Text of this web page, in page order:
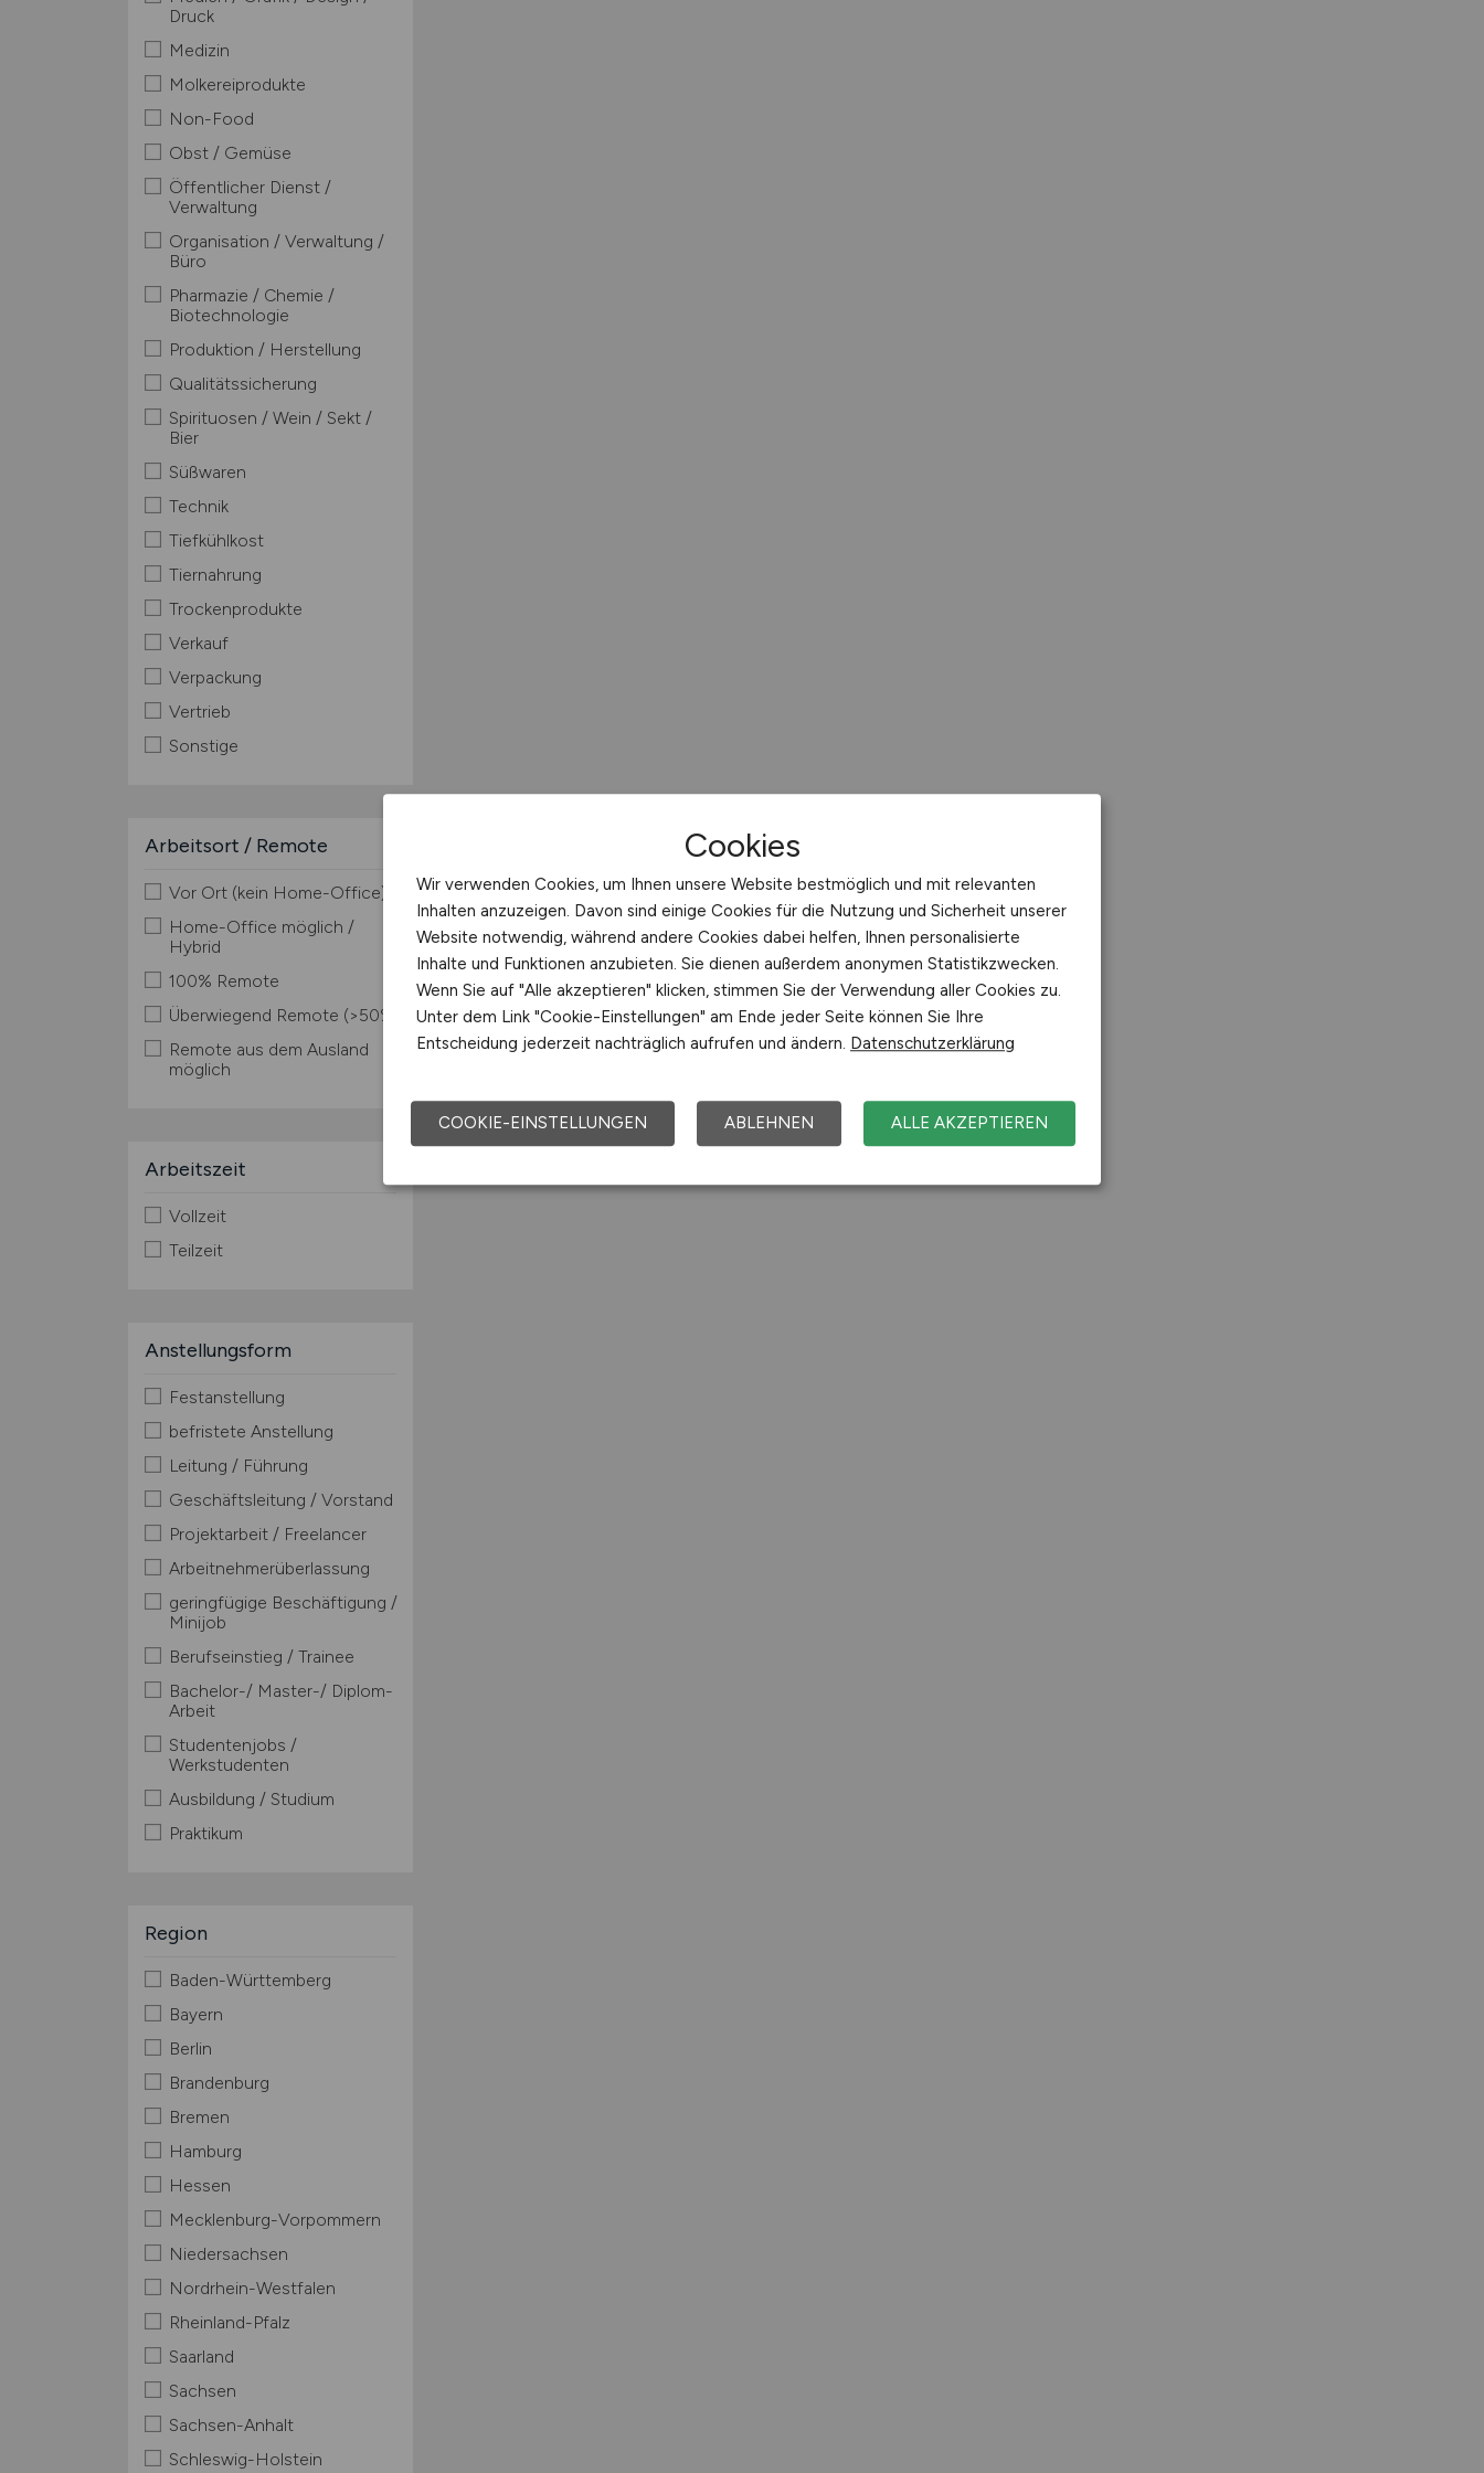
Druck
Medizin
Molkereiprodukte
Non-Food
Obst / Gemüse
Öffentlicher Dienst /
Verwaltung
Organisation / Verwaltung /
Büro
Pharmazie / Chemie /
Biotechnologie
Produktion / Herstellung
Qualitätssicherung
Spirituosen / Wein / Sekt /
Bier
Süßwaren
Technik
Tiefkühlkost
Tiernahrung
Trockenprodukte
Verkauf
Verpackung
Vertrieb
Sonstige
Arbeitsort / Remote
Vor Ort (kein Home-Office)
Home-Office möglich /
Hybrid
100% Remote
Überwiegend Remote (>50%)
Remote aus dem Ausland
möglich
Arbeitszeit
Vollzeit
Teilzeit
Anstellungsform
Festanstellung
befristete Anstellung
Leitung / Führung
Geschäftsleitung / Vorstand
Projektarbeit / Freelancer
Arbeitnehmerüberlassung
geringfügige Beschäftigung /
Minijob
Berufseinstieg / Trainee
Bachelor-/ Master-/ Diplom-
Arbeit
Studentenjobs /
Werkstudenten
Ausbildung / Studium
Praktikum
Region
Baden-Württemberg
Bayern
Berlin
Brandenburg
Bremen
Hamburg
Hessen
Mecklenburg-Vorpommern
Niedersachsen
Nordrhein-Westfalen
Rheinland-Pfalz
Saarland
Sachsen
Sachsen-Anhalt
Schleswig-Holstein
Cookies
Wir verwenden Cookies, um Ihnen unsere Website bestmöglich und mit relevanten
Inhalten anzuzeigen. Davon sind einige Cookies für die Nutzung und Sicherheit unserer
Website notwendig, während andere Cookies dabei helfen, Ihnen personalisierte
Inhalte und Funktionen anzubieten. Sie dienen außerdem anonymen Statistikzwecken.
Wenn Sie auf "Alle akzeptieren" klicken, stimmen Sie der Verwendung aller Cookies zu.
Unter dem Link "Cookie-Einstellungen" am Ende jeder Seite können Sie Ihre
Entscheidung jederzeit nachträglich aufrufen und ändern. Datenschutzerklärung
COOKIE-EINSTELLUNGEN ABLEHNEN ALLE AKZEPTIEREN